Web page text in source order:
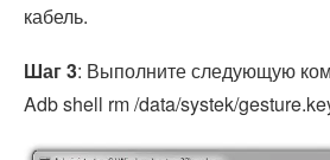
кабель.
Шаг 3: Выполните следующую
Adb shell rm /data/systek/